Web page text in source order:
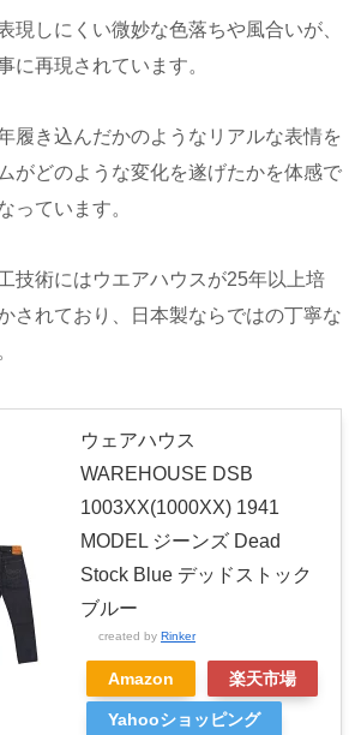
現しにくい微妙な色落ちや風合いが、
に再現されています。
履き込んだかのようなリアルな表情を
がどのような変化を遂げたかを体感で
っています。
技術にはウエアハウスが25年以上培
されており、日本製ならではの丁寧な
ウェアハウス
WAREHOUSE DSB
1003XX(1000XX) 1941
MODEL ジーンズ Dead
Stock Blue デッドストック
ブルー
created by Rinker
Amazon 楽天市場
Yahooショッピング